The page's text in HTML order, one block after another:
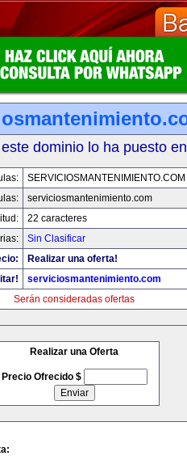
dominio lo ha puesto
SERVICIOSMANTENIMIENTO.COM
serviciosmantenimiento.com
22 caracteres
Sin Clasificar
Realizar una oferta!
serviciosmantenimiento.com
Serán consideradas ofertas
Realizar una Oferta
Precio Ofrecido $